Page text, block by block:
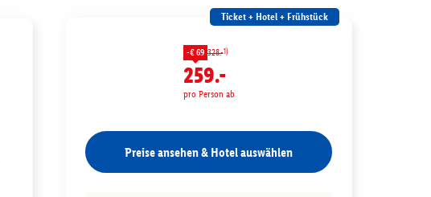
Ticket + Hotel + Frühstück
-€ 69 328.-1)
259.-
pro Person ab
Preise ansehen & Hotel auswählen